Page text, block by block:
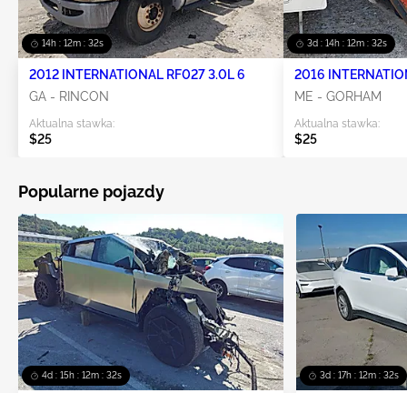
14h : 12m : 32s
2012 INTERNATIONAL RF027 3.0L 6
GA - RINCON
Aktualna stawka:
$25
3d : 14h : 12m : 32s
2016
ME - GORHAM
Aktualna stawka:
$25
Popularne pojazdy
4d : 15h : 12m : 32s 3d : 17h : 12m : 32s